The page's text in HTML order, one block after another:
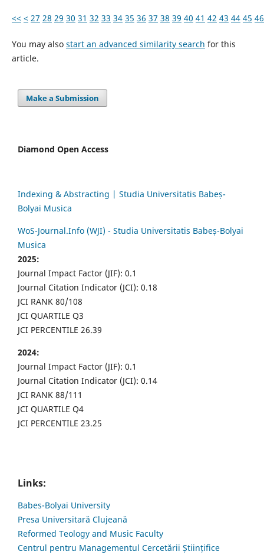
<< < 27 28 29 30 31 32 33 34 35 36 37 38 39 40 41 42 43 44 45 46
You may also start an advanced similarity search for this
article.
Make a Submission
Diamond Open Access
Indexing & Abstracting | Studia Universitatis Babeș-
Bolyai Musica
WoS-Journal.Info (WJI) - Studia Universitatis Babeș-Bolyai
Musica
2025:
Journal Impact Factor (JIF): 0.1
Journal Citation Indicator (JCI): 0.18
JCI RANK 80/108
JCI QUARTILE Q3
JCI PERCENTILE 26.39
2024:
Journal Impact Factor (JIF): 0.1
Journal Citation Indicator (JCI): 0.14
JCI RANK 88/111
JCI QUARTILE Q4
JCI PERCENTILE 23.25
Links:
Babes-Bolyai University
Presa Universitară Clujeană
Reformed Teology and Music Faculty
Centrul pentru Managementul Cercetării Științifice